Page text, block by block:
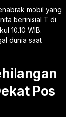
mobil yang
berinisial T di
10.10 WIB.
dunia saat
Pos